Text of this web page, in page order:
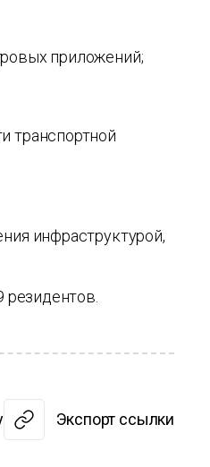
приложений;
транспортной
инфраструктурой,
резидентов.
Экспорт ссылки